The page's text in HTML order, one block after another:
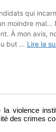
violence
des crimes